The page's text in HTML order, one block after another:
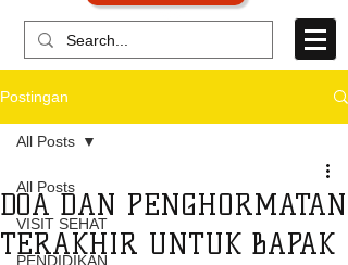
Postingan
All Posts
VISIT SEHAT
PENDIDIKAN
All Posts
DOA DAN PENGHORMATAN
TERAKHIR UNTUK BAPAK